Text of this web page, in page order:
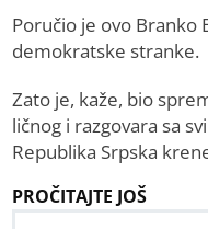
Poručio je ovo Branko
demokratske stranke.
Zato je, kaže, bio
ličnog i razgovara sa
Republika Srpska
PROČITAJTE JOŠ